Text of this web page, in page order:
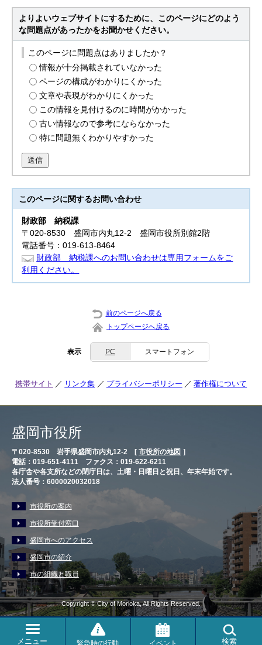
よりよいウェブサイトにするために、このページにどのよう
な問題点があったかをお聞かせください。
このページに問題点はありましたか？
情報が十分掲載されていなかった
ページの構成がわかりにくかった
文章や表現がわかりにくかった
この情報を見付けるのに時間がかかった
古い情報なので参考にならなかった
特に問題無くわかりやすかった
送信
このページに関するお問い合わせ
財政部納税課
〒020-8530 盛岡市内丸12-2 盛岡市役所別館2階
電話番号：019-613-8464
財政部 納税課へのお問い合わせは専用フォームをご
利用ください。
前のページへ戻る
トップページへ戻る
表示 PC スマートフォン
メニュー 緊急時の行動 イベント 検索
携帯サイト リンク集 プライバシーポリシー 著作権について
盛岡市役所
〒020-8530 岩手県盛岡市内丸12-2 [ 市役所の地図 ］
電話：019-651-4111 ファクス：019-622-6211
各庁舎や各支所などの閉庁日は、土曜・日曜日と祝日、年末年始です。
法人番号：6000020032018
市役所の案内
市役所受付窓口
盛岡市へのアクセス
盛岡市の紹介
市の組織と職員
Copyright © City of Morioka, All Rights Reserved.